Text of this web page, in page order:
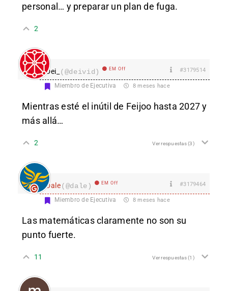
personal… y preparar un plan de fuga.
2
Dei_ (@deivid) EM Off #3179514
Miembro de Ejecutiva 8 meses hace
Mientras esté el inútil de Feijoo hasta 2027 y
más allá…
2 Ver respuestas(3)
Dale(@dale) EM Off #3179464
Miembro de Ejecutiva 8 meses hace
Las matemáticas claramente no son su
punto fuerte.
11 Ver respuestas(1)